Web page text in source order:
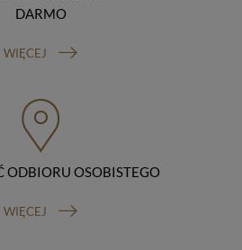
Twoich danych osobowych
działań, jeżeli Twoim zdaniem
danych, prawo do
prawo do wniesienia skargi do
(Prezesa Urzędu Ochrony Danych
na przetwarzanie danych
w dowolnym momencie;
DARMO
WIĘCEJ
ODBIORU OSOBISTEGO
WIĘCEJ